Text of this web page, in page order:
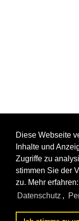
Diese Webseite
Inhalte und
Zugriffe zu
stimmen Sie der
zu. Mehr erfahren:
Datenschutz ,